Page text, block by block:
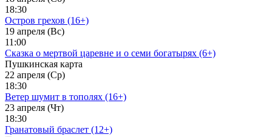
18:30
Остров грехов (16+)
19 апреля (Вс)
11:00
Сказка о мертвой царевне и о семи богатырях (6+)
Пушкинская карта
22 апреля (Ср)
18:30
Ветер шумит в тополях (16+)
23 апреля (Чт)
18:30
Гранатовый браслет (12+)